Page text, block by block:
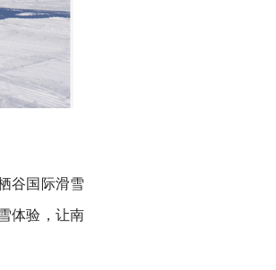
谷国际滑雪
体验，让南